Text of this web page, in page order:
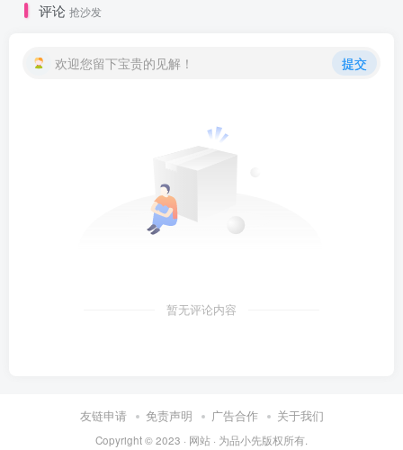
评论 抢沙发
欢迎您留下宝贵的见解！ 提交
暂无评论内容
友链申请 免责声明 广告合作 关于我们
Copyright © 2023 · 网站 · 为品小先版权所有.